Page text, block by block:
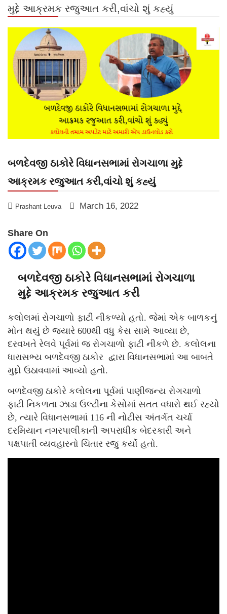
મુદ્દે આક્રમક રજુઆત કરી,વાંચો શું કહ્યું
બળદેવજી ઠાકોરે વિધાનસભામાં રોગચાળા મુદ્દે
આક્રમક રજુઆત કરી,વાંચો શું કહ્યું
Prashant Leuva March 16, 2022
Share On
બળદેવજી ઠાકોરે વિધાનસભામાં રોગચાળા
મુદ્દે આક્રમક રજુઆત કરી
કલોલમાં રોગચાળો ફાટી નીકળ્યો હતો. જેમાં એક બાળકનું
મોત થયું છે જયારે 600થી વધુ કેસ સામે આવ્યા છે,
દરવખતે રેલવે પૂર્વમાં જ રોગચાળો ફાટી નીકળે છે. કલોલના
ધારાસભ્ય બળદેવજી ઠાકોર દ્વારા વિધાનસભામાં આ બાબતે
મુદ્દો ઉઠાવવામાં આવ્યો હતો.
બળદેવજી ઠાકોરે કલોલના પૂર્વમાં પાણીજન્ય રોગચાળો
ફાટી નિકળતા ઝાડા ઉલ્ટીના કેસોમાં સતત વધારો થઈ રહ્યો
છે, ત્યારે વિધાનસભામાં 116 ની નોટીસ અંતર્ગત ચર્ચા
દરમિયાન નગરપાલીકાની અપરાધીક બેદરકારી અને
પક્ષપાતી વ્યવહારનો ચિતાર રજુ કર્યો હતો.